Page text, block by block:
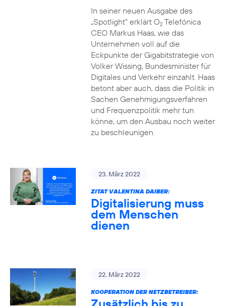
In seiner neuen Ausgabe des
„Spotlight“ erklärt O2Telefónica
CEO Markus Haas, wie das
Unternehmen voll auf die
Eckpunkte der Gigabitstrategie von
Volker Wissing, Bundesminister für
Digitales und Verkehr einzahlt. Haas
betont aber auch, dass die Politik in
Sachen Genehmigungsverfahren
und Frequenzpolitik mehr tun
könne, um den Ausbau noch weiter
zu beschleunigen.
23. März 2022
ZITAT VALENTINA DAIBER:
Digitalisierung muss
dem Menschen
dienen
22. März 2022
KOOPERATION DER NETZBETREIBER: